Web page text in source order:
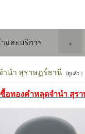
และบริการ ▼
นำ สุราษฎร์ธานี (ดูแล้ว )
อทองคำหลุดจำนำ สุร